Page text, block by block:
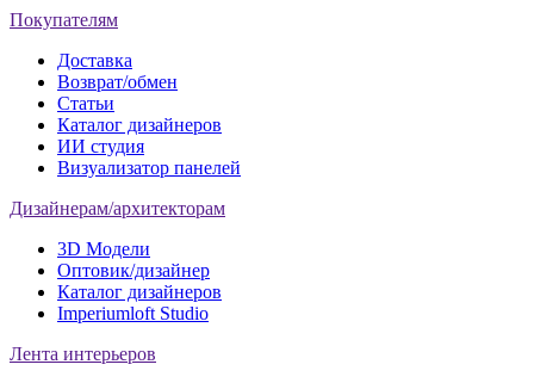
Покупателям
Доставка
Возврат/обмен
Статьи
Каталог дизайнеров
ИИ студия
Визуализатор панелей
Дизайнерам/архитекторам
3D Модели
Оптовик/дизайнер
Каталог дизайнеров
Imperiumloft Studio
Лента интерьеров